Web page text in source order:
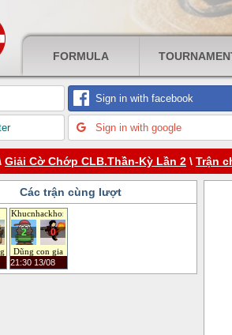
FORMULA
Sign in with facebook
Sign in with google
Giải Cờ Chớp CLB.Thần-Kỳ Lần 2 \ Trận
Các trận cùng lượt
Khucnhackhongloi
2
Dũng con gia lâm
0
21:30 13/08